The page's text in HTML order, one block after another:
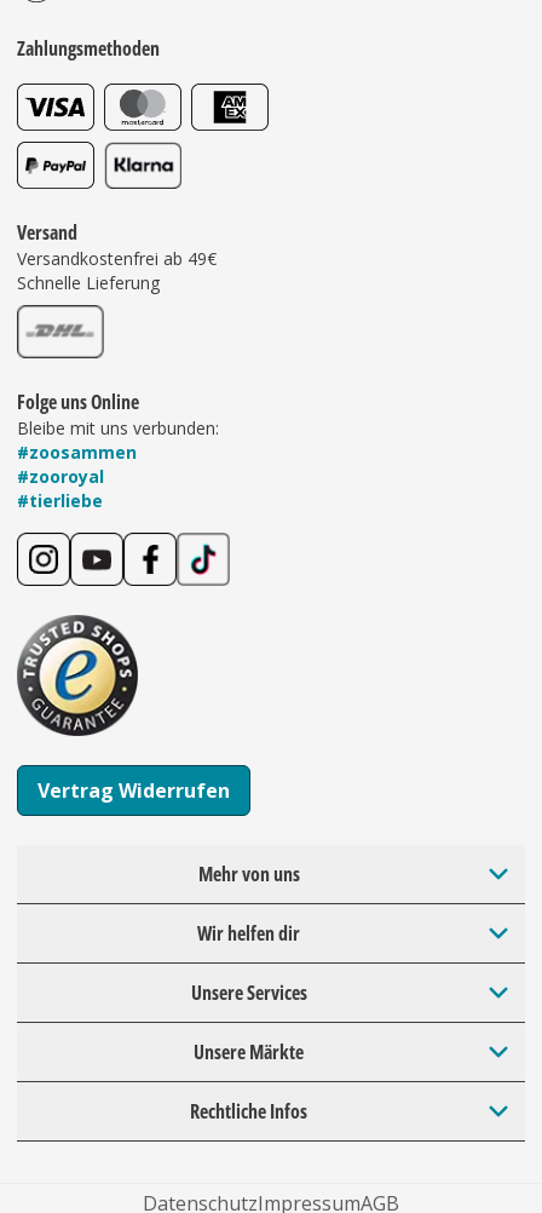
Zahlungsmethoden
Versand
Versandkostenfrei ab 49€
Schnelle Lieferung
Folge uns Online
Bleibe mit uns verbunden:
#zoosammen
#zooroyal
#tierliebe
Vertrag Widerrufen
Mehr von uns
Wir helfen dir
Unsere Services
Unsere Märkte
Rechtliche Infos
DatenschutzImpressumAGB